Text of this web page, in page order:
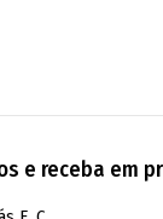
dia. Já de
e receba em